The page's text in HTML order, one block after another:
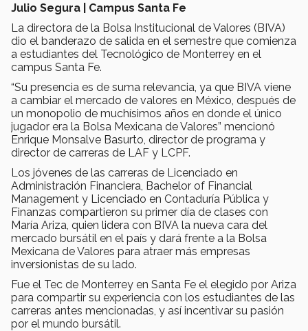
Julio Segura | Campus Santa Fe
La directora de la Bolsa Institucional de Valores (BIVA)
dio el banderazo de salida en el semestre que comienza
a estudiantes del Tecnológico de Monterrey en el
campus Santa Fe.
“Su presencia es de suma relevancia, ya que BIVA viene
a cambiar el mercado de valores en México, después de
un monopolio de muchísimos años en donde el único
jugador era la Bolsa Mexicana de Valores” mencionó
Enrique Monsalve Basurto, director de programa y
director de carreras de LAF y LCPF.
Los jóvenes de las carreras de Licenciado en
Administración Financiera, Bachelor of Financial
Management y Licenciado en Contaduría Pública y
Finanzas compartieron su primer día de clases con
María Ariza, quien lidera con BIVA la nueva cara del
mercado bursátil en el país y dará frente a la Bolsa
Mexicana de Valores para atraer más empresas
inversionistas de su lado.
Fue el Tec de Monterrey en Santa Fe el elegido por Ariza
para compartir su experiencia con los estudiantes de las
carreras antes mencionadas, y así incentivar su pasión
por el mundo bursátil.